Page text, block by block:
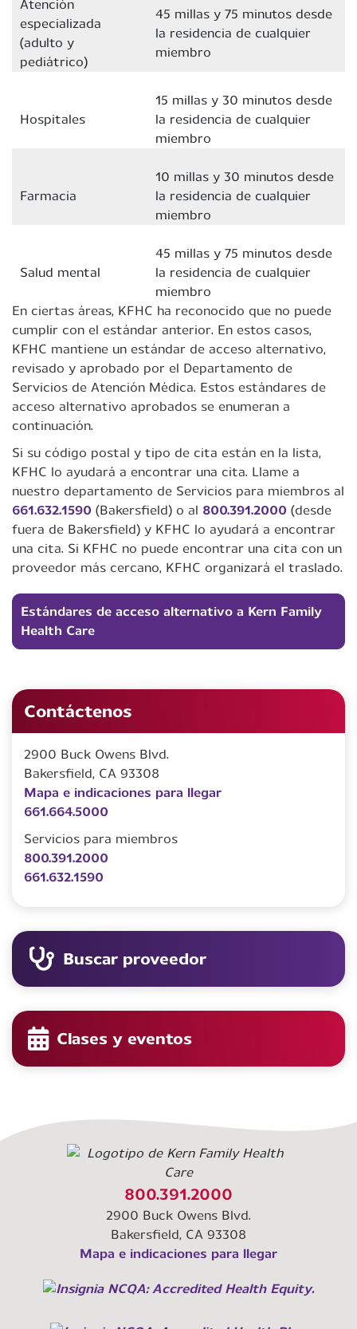
Atención
especializada
(adulto y
pediátrico)
45 millas y 75 minutos desde
la residencia de cualquier
miembro
Hospitales
15 millas y 30 minutos desde
la residencia de cualquier
miembro
Farmacia
10 millas y 30 minutos desde
la residencia de cualquier
miembro
Salud mental
45 millas y 75 minutos desde
la residencia de cualquier
miembro
En ciertas áreas, KFHC ha reconocido que no puede
cumplir con el estándar anterior. En estos casos,
KFHC mantiene un estándar de acceso alternativo,
revisado y aprobado por el Departamento de
Servicios de Atención Médica. Estos estándares de
acceso alternativo aprobados se enumeran a
continuación.
Si su código postal y tipo de cita están en la lista,
KFHC lo ayudará a encontrar una cita. Llame a
nuestro departamento de Servicios para miembros al
661.632.1590 (Bakersfield) o al 800.391.2000 (desde
fuera de Bakersfield) y KFHC lo ayudará a encontrar
una cita. Si KFHC no puede encontrar una cita con un
proveedor más cercano, KFHC organizará el traslado.
Estándares de acceso alternativo a Kern Family
Health Care
Contáctenos
2900 Buck Owens Blvd.
Bakersfield, CA 93308
Mapa e indicaciones para llegar
661.664.5000
Servicios para miembros
800.391.2000
661.632.1590
Buscar proveedor
Clases y eventos
800.391.2000
2900 Buck Owens Blvd.
Bakersfield, CA 93308
Mapa e indicaciones para llegar